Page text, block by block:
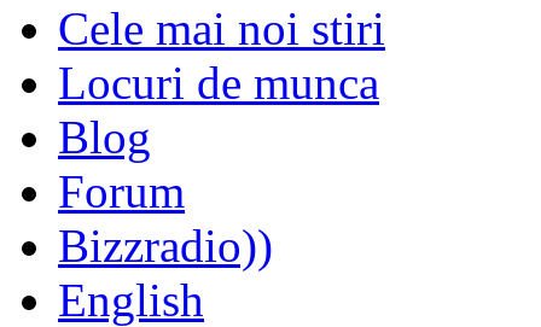
Cele mai noi stiri
Locuri de munca
Blog
Forum
Bizzradio))
English